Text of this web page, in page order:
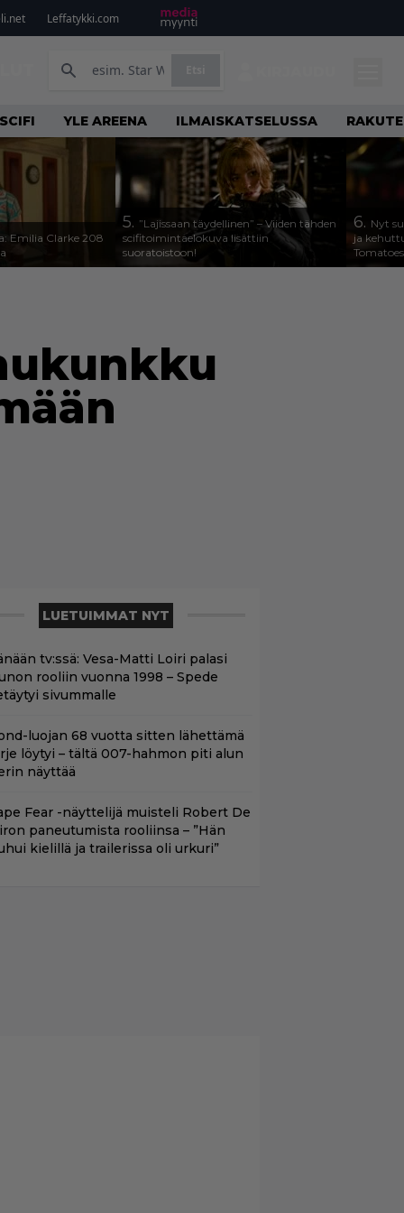
Leffatykki.com
SCIFI YLE AREENA ILMAISKATSELUSSA
Emilia Clarke 208
5. ”Lajissaan täydellinen” – Viiden tähden
scifitoimintaelokuva lisättiin
suoratoistoon!
6. Nyt
ja
LUETUIMMAT NYT
tv:ssä: Vesa-Matti Loiri palasi
rooliin vuonna 1998 – Spede
sivummalle
luojan 68 vuotta sitten lähettämä
löytyi – tältä 007-hahmon piti alun
näyttää
Fear -näyttelijä muisteli Robert De
paneutumista rooliinsa – ”Hän
kielillä ja trailerissa oli urkuri”